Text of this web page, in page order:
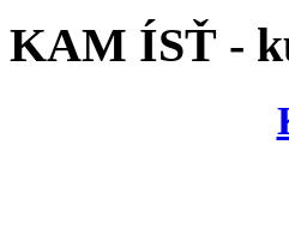
KAM ÍSŤ -